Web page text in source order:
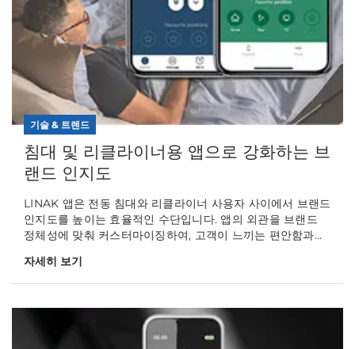
기술 & 트렌드
침대 및 리클라이너용 앱으로 강화하는 브
랜드 인지도
LINAK 앱은 전동 침대와 리클라이너 사용자 사이에서 브랜드
인지도를 높이는 효율적인 수단입니다. 앱의 외관을 브랜드
정체성에 맞춰 커스터마이징하여, 고객이 느끼는 편안함과...
자세히 보기